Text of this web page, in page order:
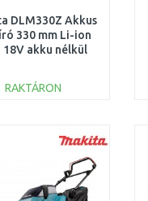
DLM330Z Akkus
330 mm Li-ion
18V akku nélkül
RAKTÁRON
Összehasonlítás